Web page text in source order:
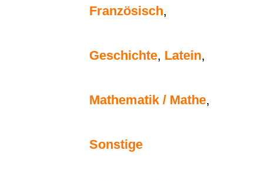
Französisch,
Geschichte, Latein,
Mathematik / Mathe,
Sonstige